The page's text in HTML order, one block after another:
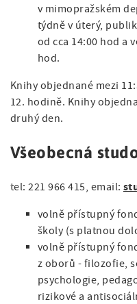
v mimopražském
týdně v úterý,
od cca 14:00 hod a
hod.
Knihy objednané mezi
12. hodině. Knihy
druhý den.
Všeobecná
tel: 221 966 415, email:
volně přístupný
školy (s platnou
volně přístupný
z oborů - filozofie,
psychologie,
rizikové a